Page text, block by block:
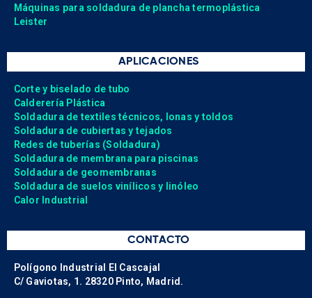
Máquinas para soldadura de plancha termoplástica
Leister
APLICACIONES
Corte y biselado de tubo
Calderería Plástica
Soldadura de textiles técnicos, lonas y toldos
Soldadura de cubiertas y tejados
Redes de tuberías (Soldadura)
Soldadura de membrana para piscinas
Soldadura de geomembranas
Soldadura de suelos vinílicos y linóleo
Calor Industrial
CONTACTO
Polígono Industrial El Cascajal
C/ Gaviotas, 1. 28320 Pinto, Madrid.